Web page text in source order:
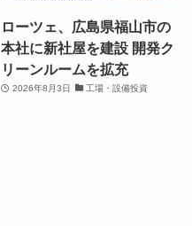
ローツェ、広島県福山市の
本社に新社屋を建設 開発ク
リーンルームを拡充
2026年8月3日 工場・設備投資